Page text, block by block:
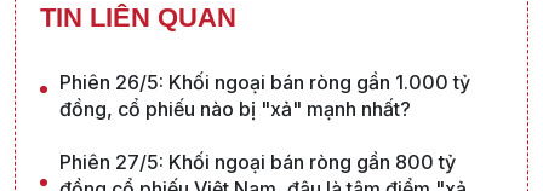
TIN LIÊN QUAN
Phiên 26/5: Khối ngoại bán ròng gần 1.000 tỷ
đồng, cổ phiếu nào bị "xả" mạnh nhất?
Phiên 27/5: Khối ngoại bán ròng gần 800 tỷ